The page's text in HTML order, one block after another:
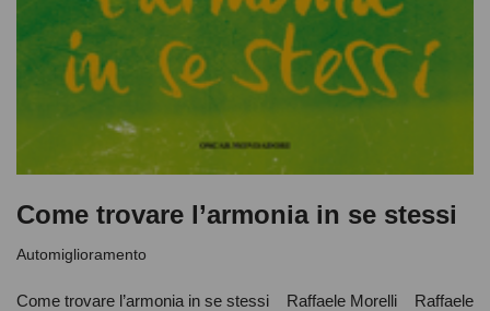
Come trovare l’armonia in se stessi
Automiglioramento
Come trovare l’armonia in se stessi Raffaele Morelli Raffaele